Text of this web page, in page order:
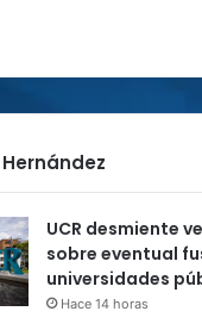
UCR desmiente
sobre eventual
universidades
Hace 14 horas